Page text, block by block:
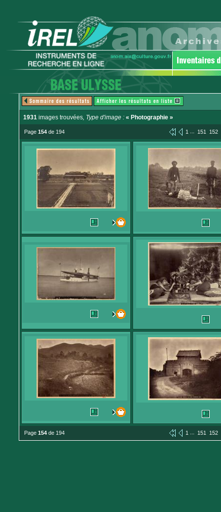
1931 images trouvées, Type d'image : « Photographie »
Page 154 de 194 1 ... 151 152
Page 154 de 194 1 ... 151 152